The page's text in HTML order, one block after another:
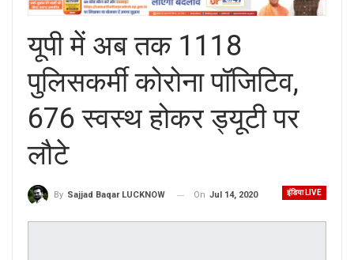
यूपी में अब तक 1118
पुलिसकर्मी कोरोना पॉजिटिव,
676 स्वस्थ होकर ड्यूटी पर
लौटे
इंडिया LIVE
By Sajjad Baqar LUCKNOW On Jul 14, 2020